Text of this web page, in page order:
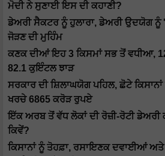
ਮੋਦੀ ਨੇ ਸੁਣਾਈ ਇਸ ਦੀ ਕਹਾਣੀ?
ਡੇਅਰੀ ਸੈਕਟਰ ਨੂੰ ਹੁਲਾਰਾ, ਡੇਅਰੀ ਉਦਯੋਗ ਨੂੰ
ਜੋੜਣ ਦੀ ਮੁਹਿੰਮ
ਕਣਕ ਦੀਆਂ ਇਹ 3 ਕਿਸਮਾਂ ਸਭ ਤੋਂ ਵਧੀਆ,
82.1 ਕੁਇੰਟਲ ਝਾੜ
ਸਰਕਾਰ ਦੀ ਸ਼ਿਲਾਘਯੋਗ ਪਹਿਲ, ਛੋਟੇ
ਖਰਚੇ 6865 ਕਰੋੜ ਰੁਪਏ
ਇੱਕ ਅਰਬ ਤੋਂ ਵੱਧ ਲੋਕਾਂ ਦੀ ਰੋਜ਼ੀ-ਰੋਟੀ ਡੇਅਰੀ
ਕਿਵੇਂ?
ਕਿਸਾਨਾਂ ਨੂੰ ਤੋਹਫ਼ਾ, ਰਸਾਇਣਕ ਦਵਾਈਆਂ